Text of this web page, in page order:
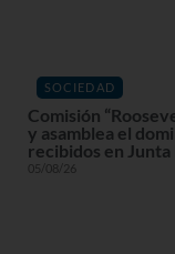
SOCIEDAD
Comisión
y asamblea el
recibidos en
05/08/26